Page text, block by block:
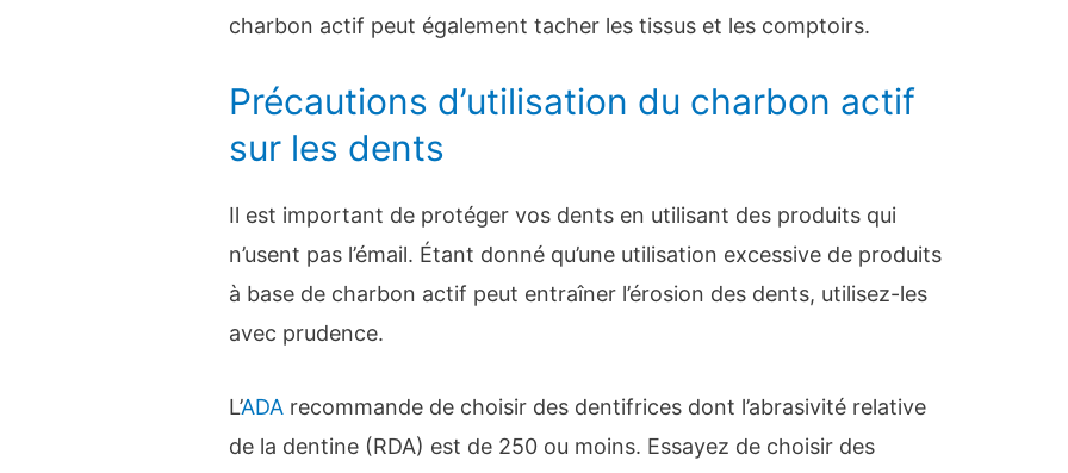
charbon actif peut également tacher les tissus et les comptoirs.
Précautions d’utilisation du charbon actif
sur les dents
Il est important de protéger vos dents en utilisant des produits qui
n’usent pas l’émail. Étant donné qu’une utilisation excessive de produits
à base de charbon actif peut entraîner l’érosion des dents, utilisez-les
avec prudence.
L’ADA recommande de choisir des dentifrices dont l’abrasivité relative
de la dentine (RDA) est de 250 ou moins. Essayez de choisir des